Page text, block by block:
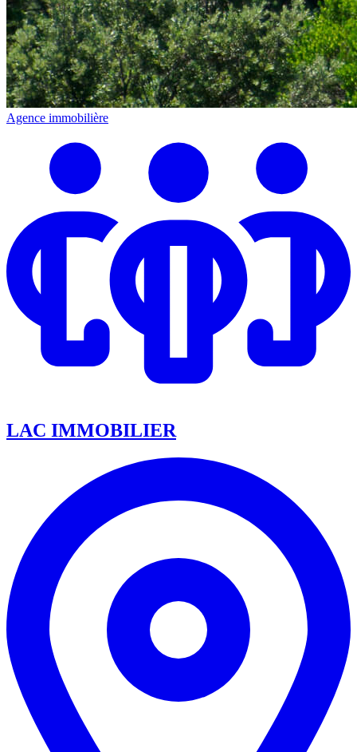
Agence immobilière
LAC IMMOBILIER